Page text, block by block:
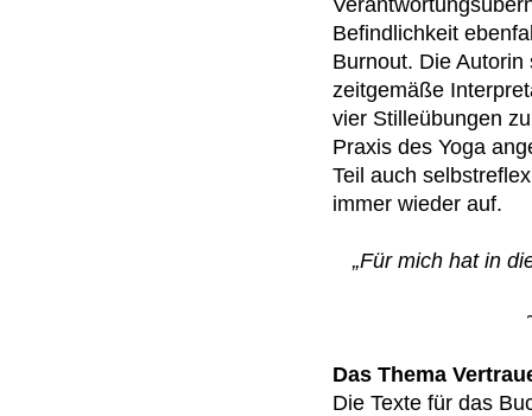
Befindlichkeit
Burnout. Die
zeitgemäße
vier Stilleübungen
Praxis des Yoga
Teil auch
immer wieder auf.
„Für mich hat in
Das Thema
Die Texte für das